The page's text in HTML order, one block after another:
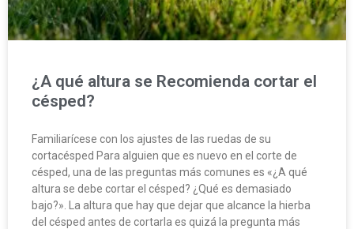
¿A qué altura se Recomienda cortar el
césped?
Familiarícese con los ajustes de las ruedas de su
cortacésped Para alguien que es nuevo en el corte de
césped, una de las preguntas más comunes es «¿A qué
altura se debe cortar el césped? ¿Qué es demasiado
bajo?». La altura que hay que dejar que alcance la hierba
del césped antes de cortarla es quizá la pregunta más